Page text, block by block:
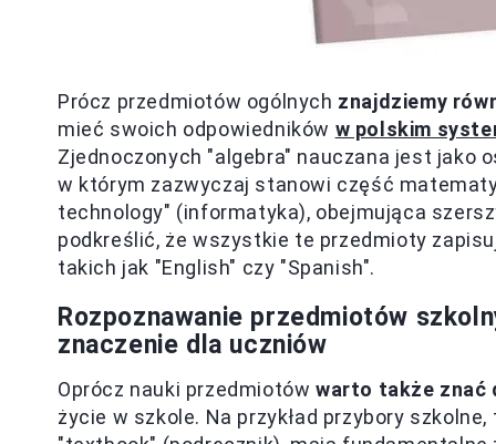
Prócz przedmiotów ogólnych znajdziemy
mieć swoich odpowiedników w polskim
Zjednoczonych "algebra" nauczana jest jako
w którym zazwyczaj stanowi część
technology" (informatyka), obejmująca
podkreślić, że wszystkie te przedmioty
takich jak "English" czy "Spanish".
Rozpoznawanie przedmiotów
znaczenie dla uczniów
Oprócz nauki przedmiotów warto także znać
życie w szkole. Na przykład przybory